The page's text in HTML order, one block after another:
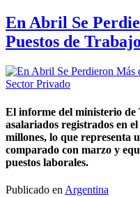
En Abril Se
Puestos de
El informe del ministerio
asalariados registrados en
millones, lo que representa
comparado con marzo y
puestos laborales.
Publicado en Argentina